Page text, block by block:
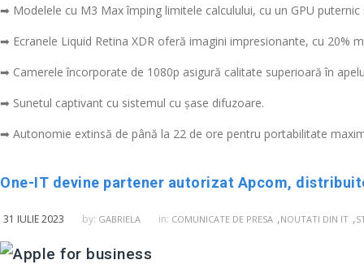
➡ Modelele cu M3 Max împing limitele calculului, cu un GPU
➡ Ecranele Liquid Retina XDR oferă imagini impresionante, cu 20%
➡ Camerele încorporate de 1080p asigură calitate superioară în
➡ Sunetul captivant cu sistemul cu șase difuzoare.
➡ Autonomie extinsă de până la 22 de ore pentru portabilitate
One-IT devine partener autorizat Apcom,
31 IULIE 2023 by: GABRIELA in: COMUNICATE DE PRESA ,NOUTATI DIN IT ,